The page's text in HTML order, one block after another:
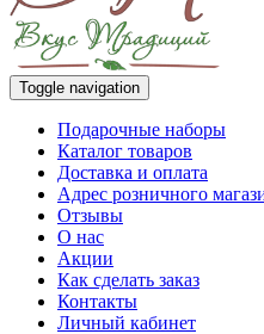
Toggle navigation
Подарочные наборы
Каталог товаров
Доставка и оплата
Адрес розничного
Отзывы
О нас
Акции
Как сделать заказ
Контакты
Личный кабинет